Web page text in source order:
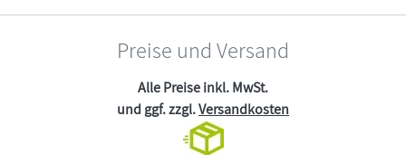
Preise und Versand
Alle Preise inkl. MwSt.
und ggf. zzgl.Versandkosten